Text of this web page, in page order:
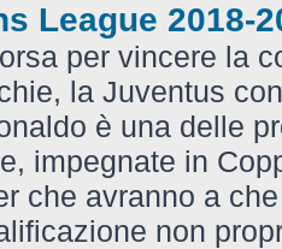
League 2018-
per vincere la
la Juventus
è una delle
impegnate in
che avranno a
non